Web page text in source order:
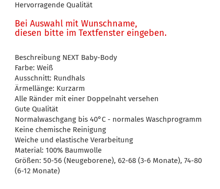
Hervorragende Qualität
Bei Auswahl mit Wunschname,
diesen bitte im Textfenster eingeben.
Beschreibung NEXT Baby-Body
Farbe: Weiß
Ausschnitt: Rundhals
Ärmellänge: Kurzarm
Alle Ränder mit einer Doppelnaht versehen
Gute Qualität
Normalwaschgang bis 40°C - normales Waschprogramm
Keine chemische Reinigung
Weiche und elastische Verarbeitung
Material: 100% Baumwolle
Größen: 50-56 (Neugeborene), 62-68 (3-6 Monate), 74-80
(6-12 Monate)